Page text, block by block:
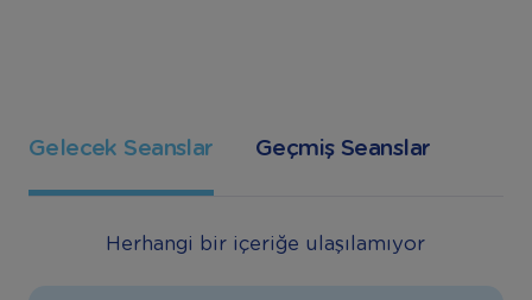
Gelecek Seanslar Geçmiş Seanslar
Herhangi bir içeriğe ulaşılamıyor